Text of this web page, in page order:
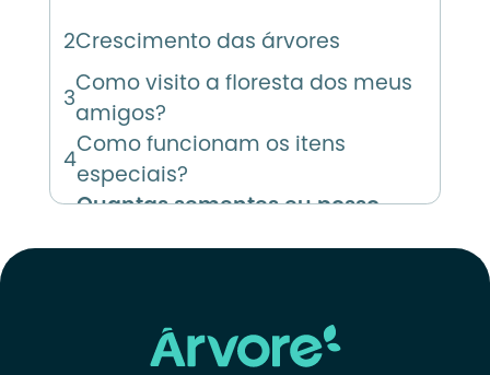
2Crescimento das árvores
3
Como visito a floresta dos meus
amigos?
4
Como funcionam os itens
especiais?
Quantas sementes eu posso